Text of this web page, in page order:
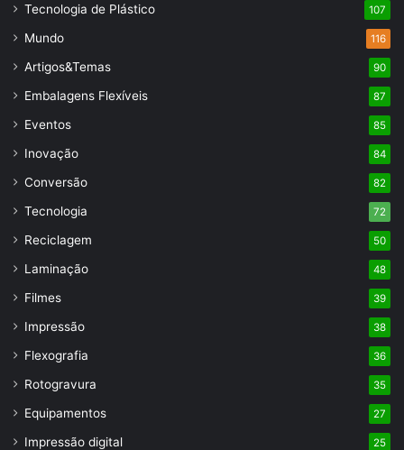
Tecnologia de Plástico 107
Mundo 116
Artigos&Temas 90
Embalagens Flexíveis 87
Eventos 85
Inovação 84
Conversão 82
Tecnologia 72
Reciclagem 50
Laminação 48
Filmes 39
Impressão 38
Flexografia 36
Rotogravura 35
Equipamentos 27
Impressão digital 25